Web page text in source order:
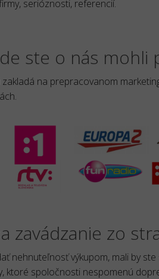
serióznosti, referencií.
ste o nás mohli
zakladá na prepracovanom
zavádzanie zo
nehnuteľnosť výkupom, mali by
ktoré spoločnosti nespomenú